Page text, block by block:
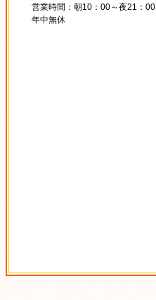
営業時間：朝10：00～夜21：00
年中無休